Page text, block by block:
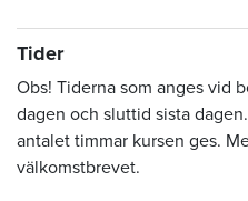
Tider
Obs! Tiderna som anges vid
dagen och sluttid sista
antalet timmar kursen ges.
välkomstbrevet.